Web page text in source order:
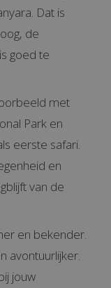
Dat is
de
goed te
met
Park en
eerste safari.
en
van de
en bekender.
avontuurlijker.
jouw